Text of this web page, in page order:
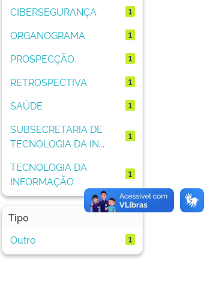
CIBERSEGURANÇA
1
ORGANOGRAMA 1
PROSPECÇÃO 1
RETROSPECTIVA 1
SAÚDE 1
SUBSECRETARIA DE
TECNOLOGIA DA IN...
1
TECNOLOGIA DA
INFORMAÇÃO
1
Tipo
Outro
1